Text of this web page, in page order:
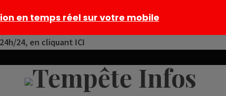
24, en cliquant ICI
en temps réel sur votre mobile